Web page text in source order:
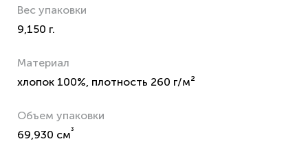
Вес упаковки
9,150 г.
Материал
хлопок 100%, плотность 260 г/м²
Объем упаковки
69,930 см³